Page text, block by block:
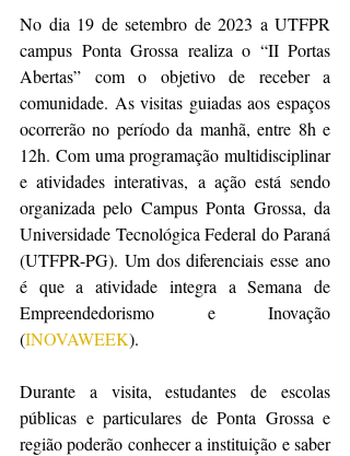
No dia 19 de setembro de 2023 a UTFPR
campus Ponta Grossa realiza o “II Portas
Abertas” com o objetivo de receber a
comunidade. As visitas guiadas aos espaços
ocorrerão no período da manhã, entre 8h e
12h. Com uma programação multidisciplinar
e atividades interativas, a ação está sendo
organizada pelo Campus Ponta Grossa, da
Universidade Tecnológica Federal do Paraná
(UTFPR-PG). Um dos diferenciais esse ano
é que a atividade integra a Semana de
Empreendedorismo e Inovação
(INOVAWEEK).
Durante a visita, estudantes de escolas
públicas e particulares de Ponta Grossa e
região poderão conhecer a instituição e saber